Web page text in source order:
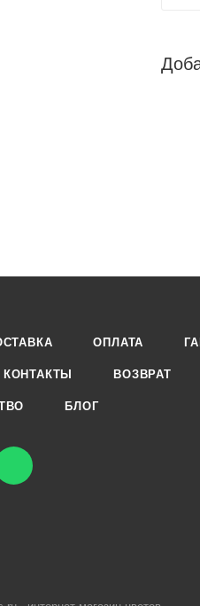
ОПЛАТА
КОНТАКТЫ ВОЗВРАТ
БЛОГ